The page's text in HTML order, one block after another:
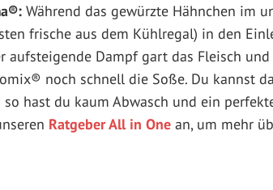
Während das gewürzte Hähnchen im
frische aus dem Kühlregal) in den
aufsteigende Dampf gart das Fleisch
noch schnell die Soße. Du kannst
hast du kaum Abwasch und ein
Ratgeber All in One an, um mehr